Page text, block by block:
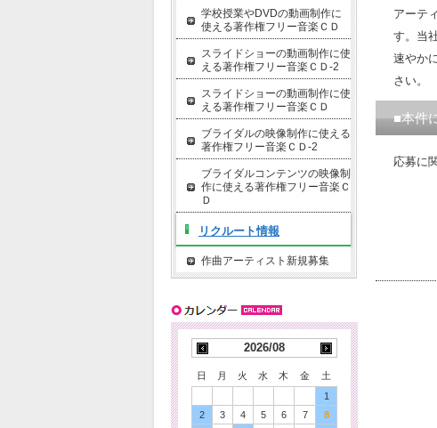
アーテ
す。当
速やか
さい。
■本件
応募に
学校授業やDVDの動画制作に
使える著作権フリー音楽ＣＤ
スライドショーの動画制作に使
える著作権フリー音楽ＣＤ-2
スライドショーの動画制作に使
える著作権フリー音楽ＣＤ
ブライダルの映像制作に使える
著作権フリー音楽ＣＤ-2
ブライダルコンテンツの映像制
作に使える著作権フリー音楽Ｃ
Ｄ
リクルート情報
作曲アーティスト新規募集
2026/08
日 月 火 水 木 金
土
1
2
3 4 5 6 7
8